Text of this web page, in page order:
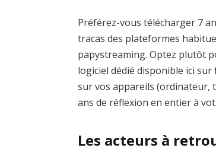
Préférez-vous télécharger 7
tracas des plateformes
papystreaming. Optez plutôt
logiciel dédié disponible ici
sur vos appareils (ordinateur,
ans de réflexion en entier à
Les acteurs à